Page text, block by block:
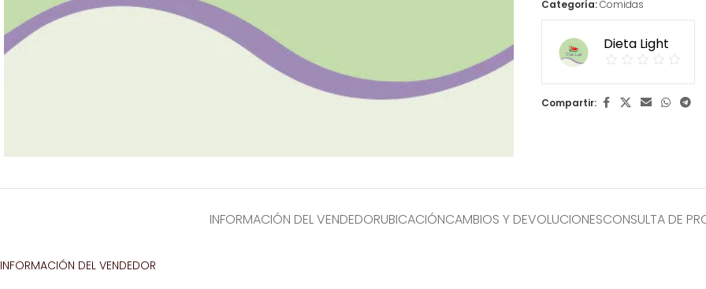
Categoría:Comidas
Dieta Light
Compartir:
INFORMACIÓN DEL VENDEDORUBICACIÓNCAMBIOS Y DEVOLUCIONESCONSULTA DE
INFORMACIÓN DEL VENDEDOR